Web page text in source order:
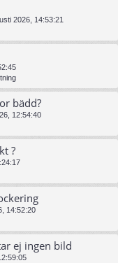
2026, 14:53:21
bädd?
12:54:40
?
14:52:20
ej ingen bild